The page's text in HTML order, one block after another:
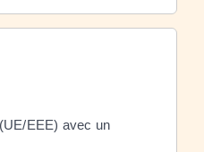
EEE) avec un